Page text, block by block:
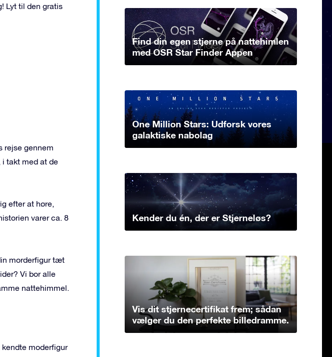
Lyt til den gratis
rejse gennem
i takt med at de
efter at høre,
varer ca. 8
morderfigur tæt
Vi bor alle
nattehimmel.
moderfigur
Find din egen stjerne på nattehimlen
med OSR Star Finder Appen
One Million Stars: Udforsk vores
galaktiske nabolag
Kender du én, der er Stjerneløs?
Vis dit stjernecertifikat frem; sådan
vælger du den perfekte billedramme.